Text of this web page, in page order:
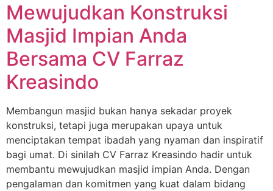
Mewujudkan Konstruksi
Masjid Impian Anda
Bersama CV Farraz
Kreasindo
Membangun masjid bukan hanya sekadar proyek
konstruksi, tetapi juga merupakan upaya untuk
menciptakan tempat ibadah yang nyaman dan inspiratif
bagi umat. Di sinilah CV Farraz Kreasindo hadir untuk
membantu mewujudkan masjid impian Anda. Dengan
pengalaman dan komitmen yang kuat dalam bidang